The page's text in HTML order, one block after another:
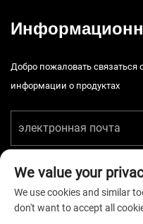
Добро пожаловать
информации о продуктах
We value your
We use cookies and similar
don't want to accept all